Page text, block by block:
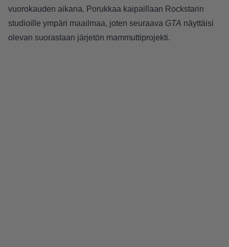
vuorokauden aikana. Porukkaa kaipaillaan Rockstarin
studioille ympäri maailmaa, joten seuraava GTA näyttäisi
olevan suorastaan järjetön mammuttiprojekti.